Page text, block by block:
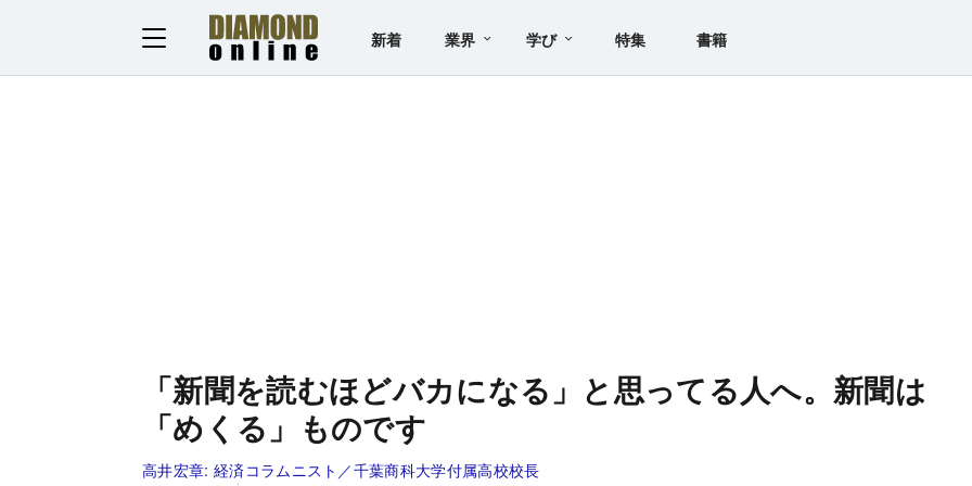
新着 業界 学び 特集 書籍
「新聞を読むほどバカになる」と思ってる人へ。新聞は
「めくる」ものです
高井宏章: 経済コラムニスト／千葉商科大学付属高校校長